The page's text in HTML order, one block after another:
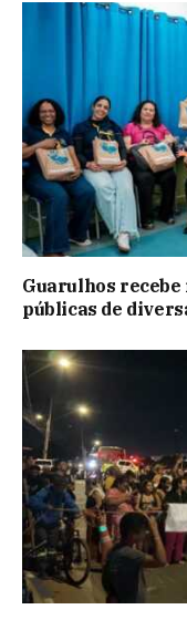
Guarulhos
públicas de